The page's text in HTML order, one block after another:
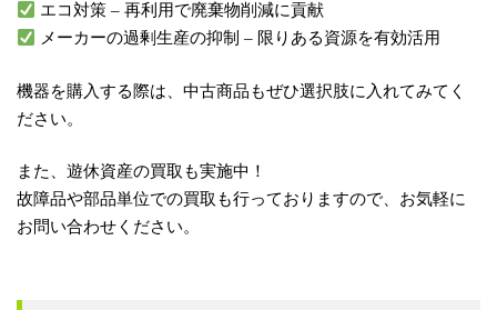
エコ対策 – 再利用で廃棄物削減に貢献
メーカーの過剰生産の抑制 – 限りある資源を有効活用
機器を購入する際は、 中古商品もぜひ選択肢に入れてみてく
ださい。
また、 遊休資産の買取 も実施中！
故障品や部品単位での買取も行っておりますので、お気軽に
お問い合わせください。